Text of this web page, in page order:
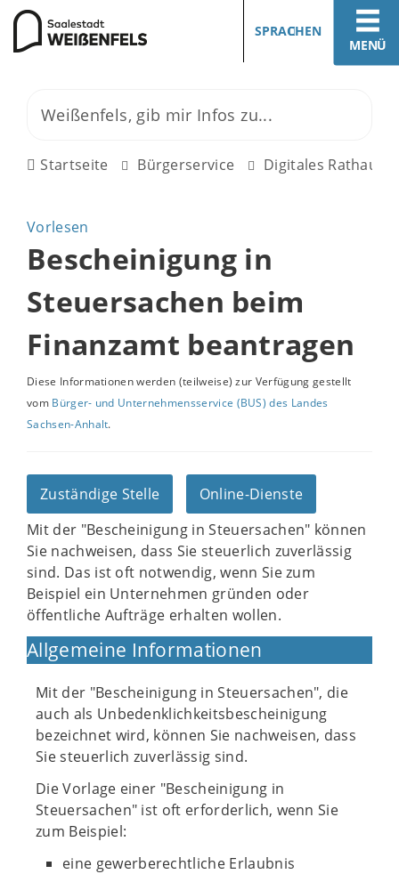
MENÜ
SPRACHEN
Startseite Bürgerservice Digitales Rathaus
Vorlesen
Bescheinigung in
Steuersachen beim
Finanzamt beantragen
Diese Informationen werden (teilweise) zur Verfügung gestellt
vom Bürger- und Unternehmensservice (BUS) des Landes
Sachsen-Anhalt.
Zuständige Stelle
Online-Dienste
Mit der "Bescheinigung in Steuersachen" können
Sie nachweisen, dass Sie steuerlich zuverlässig
sind. Das ist oft notwendig, wenn Sie zum
Beispiel ein Unternehmen gründen oder
öffentliche Aufträge erhalten wollen.
Allgemeine Informationen
Mit der "Bescheinigung in Steuersachen", die
auch als Unbedenklichkeitsbescheinigung
bezeichnet wird, können Sie nachweisen, dass
Sie steuerlich zuverlässig sind.
Die Vorlage einer "Bescheinigung in
Steuersachen" ist oft erforderlich, wenn Sie
zum Beispiel:
eine gewerberechtliche Erlaubnis